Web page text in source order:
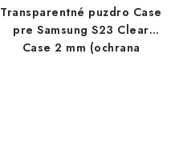
Transparentné puzdro Case
pre Samsung S23 Clear
Case 2 mm (ochrana